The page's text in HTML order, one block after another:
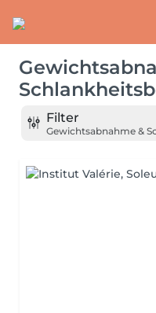
Filter
Gewichtsabnahme &